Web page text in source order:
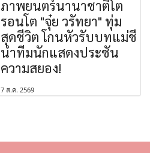
ภาพยนตร์นานาชาติโต
รอนโต "จุ๋ย วรัทยา" ทุ่ม
สุดชีวิต โกนหัวรับบทแม่ชี
นำทีมนักแสดงประชัน
ความสยอง!
7 ส.ค. 2569